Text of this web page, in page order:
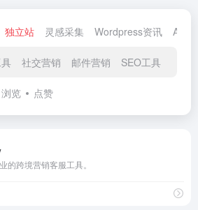
独立站 灵感采集 Wordpress资讯 AI工
社交营销 邮件营销 SEO工具
浏览 点赞
的跨境营销客服工具。